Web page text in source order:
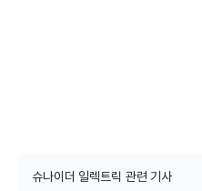
슈나이더 일렉트릭 관련 기사